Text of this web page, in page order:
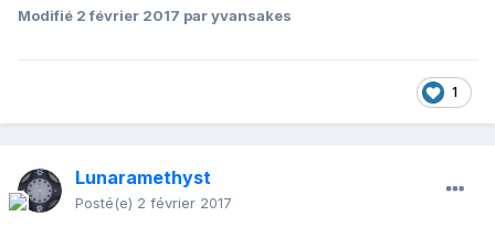
Modifié 2 février 2017 par yvansakes
1
Lunaramethyst
Posté(e) 2 février 2017